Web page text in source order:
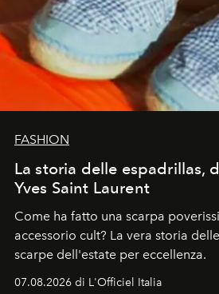
FASHION
La storia delle espadrillas,
Yves Saint Laurent
Come ha fatto una scarpa
accessorio cult? La vera storia
scarpe dell'estate per eccellenza.
07.08.2026 di L'Officiel Italia